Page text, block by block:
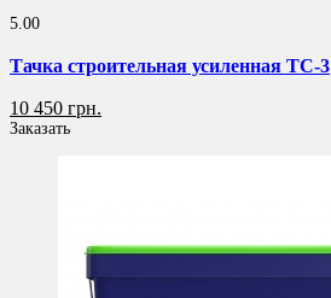
5.00
Тачка строительная усиленная ТС-3
10 450 грн.
Заказать